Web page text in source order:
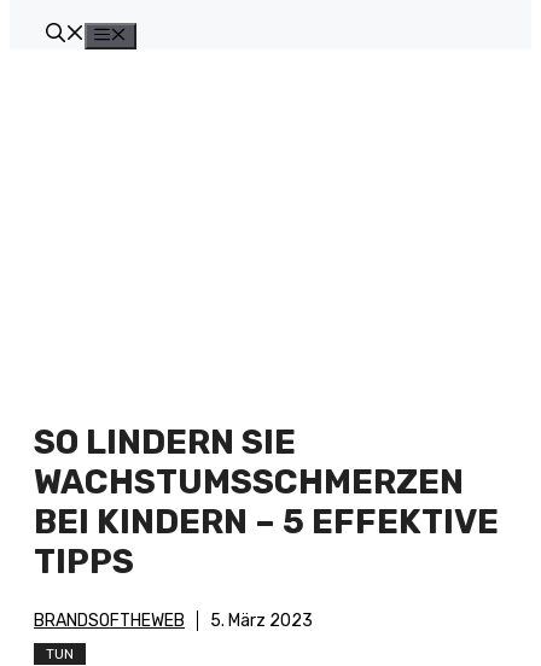
SO LINDERN SIE
WACHSTUMSSCHMERZEN
BEI KINDERN – 5 EFFEKTIVE
TIPPS
BRANDSOFTHEWEB 5. März 2023
TUN